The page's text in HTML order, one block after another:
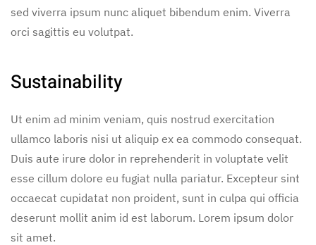
sed viverra ipsum nunc aliquet bibendum enim. Viverra
orci sagittis eu volutpat.
Sustainability
Ut enim ad minim veniam, quis nostrud exercitation
ullamco laboris nisi ut aliquip ex ea commodo consequat.
Duis aute irure dolor in reprehenderit in voluptate velit
esse cillum dolore eu fugiat nulla pariatur. Excepteur sint
occaecat cupidatat non proident, sunt in culpa qui officia
deserunt mollit anim id est laborum. Lorem ipsum dolor
sit amet.